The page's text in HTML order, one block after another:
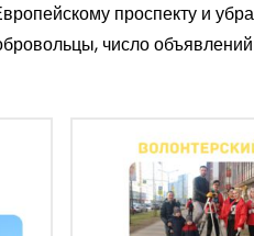
проспекту и
число